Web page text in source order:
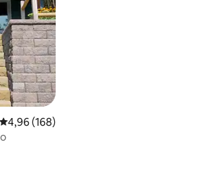
Prosječna ocjena: 4,96/5, recenzija: 168
4,96 (168)